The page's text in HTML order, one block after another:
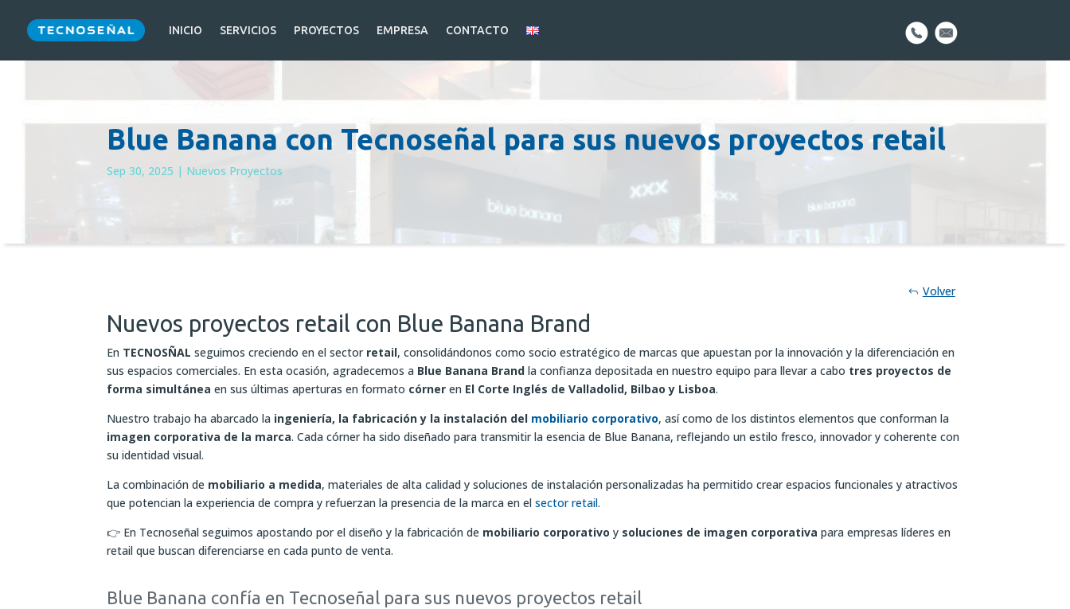
INICIO SERVICIOS PROYECTOS EMPRESA CONTACTO
Blue Banana con Tecnoseñal para sus nuevos proyectos retail
Sep 30, 2025 | Nuevos Proyectos
Volver
Nuevos proyectos retail con Blue Banana Brand
En TECNOSÑAL seguimos creciendo en el sector retail, consolidándonos como socio estratégico de marcas que apuestan por la innovación y la diferenciación en
sus espacios comerciales. En esta ocasión, agradecemos a Blue Banana Brand la confianza depositada en nuestro equipo para llevar a cabo tres proyectos de
forma simultánea en sus últimas aperturas en formato córner en El Corte Inglés de Valladolid, Bilbao y Lisboa.
Nuestro trabajo ha abarcado la ingeniería, la fabricación y la instalación del mobiliario corporativo, así como de los distintos elementos que conforman la
imagen corporativa de la marca. Cada córner ha sido diseñado para transmitir la esencia de Blue Banana, reflejando un estilo fresco, innovador y coherente con
su identidad visual.
La combinación de mobiliario a medida, materiales de alta calidad y soluciones de instalación personalizadas ha permitido crear espacios funcionales y atractivos
que potencian la experiencia de compra y refuerzan la presencia de la marca en elsector retail.
👉 En Tecnoseñal seguimos apostando por el diseño y la fabricación de mobiliario corporativo y soluciones de imagen corporativa para empresas líderes en
retail que buscan diferenciarse en cada punto de venta.
Blue Banana confía en Tecnoseñal para sus nuevos proyectos retail